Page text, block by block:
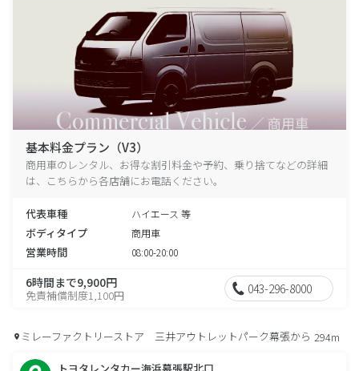
基本料金プラン（V3）
商用車のレンタル、お得な割引料金や予約、乗り捨てなどの詳細
は、こちらから各店舗にお電話ください。
代表車種 ハイエース 等
ボディタイプ 商用車
営業時間 08:00-20:00
6時間まで9,900円
免責補償制度1,100円 043-296-8000
ミレーファクトリーストア 三井アウトレットパーク幕張から 294m